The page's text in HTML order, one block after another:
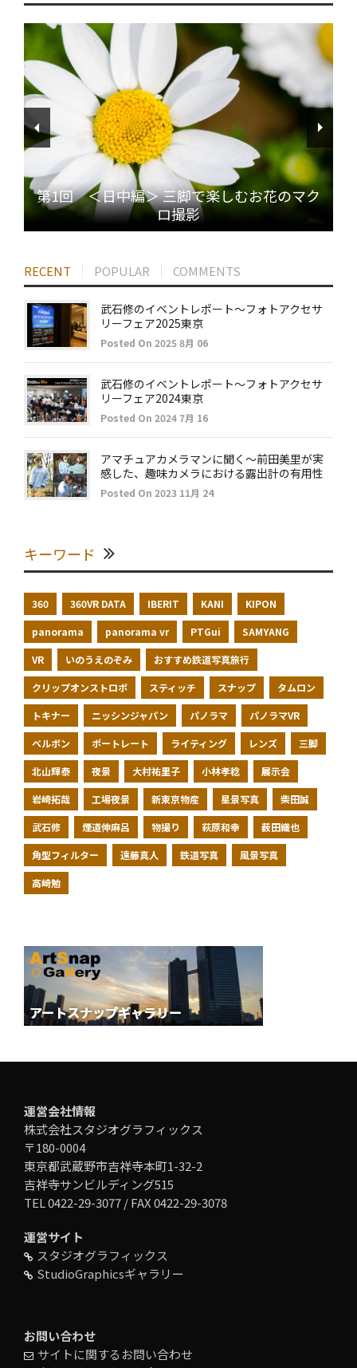
第1回 ＜日中編＞ 三脚で楽しむお花のマク
ロ撮影
RECENT POPULAR COMMENTS
武石修のイベントレポート～フォトアクセサ
リーフェア2025東京
Posted On 2025 8月 06
武石修のイベントレポート～フォトアクセサ
リーフェア2024東京
Posted On 2024 7月 16
アマチュアカメラマンに聞く～前田美里が実
感した、趣味カメラにおける露出計の有用性
Posted On 2023 11月 24
キーワード
360 360VR DATA IBERIT KANI KIPON
panorama panorama vr PTGui SAMYANG
VR いのうえのぞみ おすすめ鉄道写真旅行
クリップオンストロボ スティッチ スナップ タムロン
トキナー ニッシンジャパン パノラマ パノラマVR
ベルボン ポートレート ライティング レンズ 三脚
北山輝泰 夜景 大村祐里子 小林孝稔 展示会
岩崎拓哉 工場夜景 新東京物産 星景写真 柴田誠
武石修 煙道伸麻呂 物撮り 萩原和幸 薮田織也
角型フィルター 遠藤真人 鉄道写真 風景写真
高崎勉
運営会社情報
株式会社スタジオグラフィックス
〒180-0004
東京都武蔵野市吉祥寺本町1-32-2
吉祥寺サンビルディング515
TEL 0422-29-3077 / FAX 0422-29-3078
運営サイト
スタジオグラフィックス
StudioGraphicsギャラリー
お問い合わせ
サイトに関するお問い合わせ